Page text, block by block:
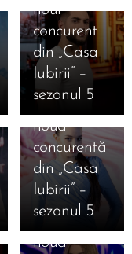
noul
concurent
din „Casa
Iubirii” –
sezonul 5
12.01.2026
Cine este
Ana
Cristiana
Bălăuca,
noua
concurentă
din „Casa
Iubirii” –
sezonul 5
12.01.2026
Cine este
Daniela
Ioana
Camelia
Nistor,
noua
11.01.2026
Marea
Finală
Casa Iubirii
– Andreea
Mantea
dezvăluie
în premieră
absolută
pentru un
reality-